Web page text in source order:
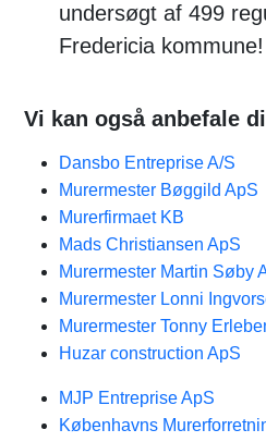
undersøgt af 499
Fredericia kommune!
Vi kan også anbefale
Dansbo Entreprise A/S
Murermester Bøggild ApS
Murerfirmaet KB
Mads Christiansen ApS
Murermester Martin Søby
Murermester Lonni
Murermester Tonny
Huzar construction ApS
MJP Entreprise ApS
Københavns